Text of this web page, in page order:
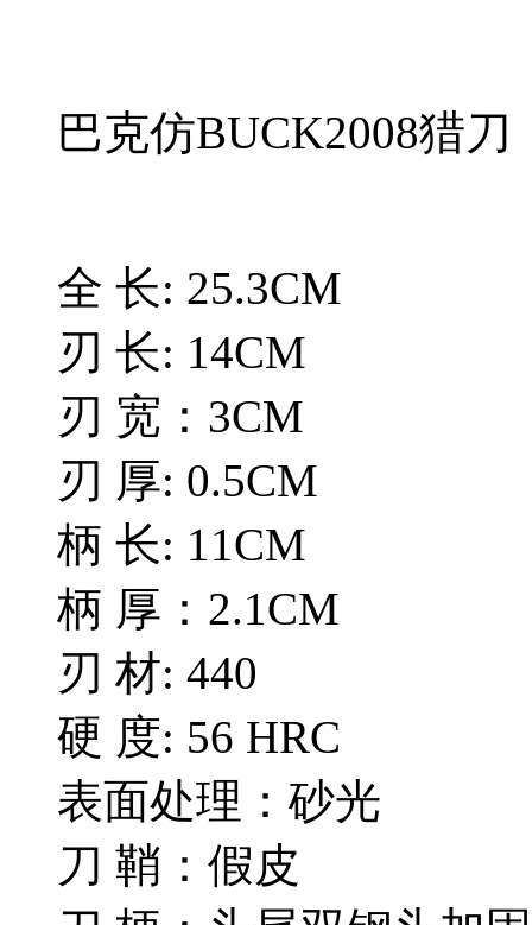
巴克仿BUCK2008猎刀
全 长: 25.3CM
刃 长: 14CM
刃 宽：3CM
刃 厚: 0.5CM
柄 长: 11CM
柄 厚：2.1CM
刃 材: 440
硬 度: 56 HRC
表面处理：砂光
刀 鞘：假皮